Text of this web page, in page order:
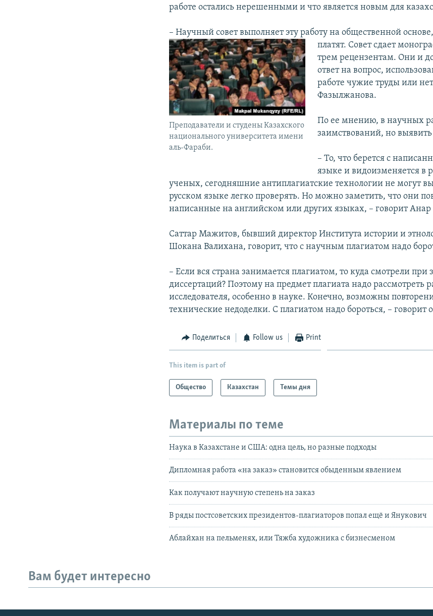
работе остались нерешенными и что является новым для
– Научный совет выполняет эту работу на общественной
Преподаватели и студены Казахского
национального университета имени
аль-Фараби.
платят. Совет сдает
трем рецензентам. Они и
ответ на вопрос,
работе чужие труды или
Фазылжанова.
По ее мнению, в научных
заимствований, но выявить
– То, что берется с
языке и видоизменяется в
ученых, сегодняшние антиплагиатские технологии не могут
русском языке легко проверять. Но можно заметить, что они
написанные на английском или других языках, – говорит
Саттар Мажитов, бывший директор Института истории и
Шокана Валихана, говорит, что с научным плагиатом надо
– Если вся страна занимается плагиатом, то куда смотрели при
диссертаций? Поэтому на предмет плагиата надо рассмотреть
исследователя, особенно в науке. Конечно, возможны
технические недоделки. С плагиатом надо бороться, – говорит
Поделиться Follow us Print
This item is part of
Общество Казахстан Темы дня
Материалы по теме
Наука в Казахстане и США: одна цель, но разные подходы
Дипломная работа «на заказ» становится обыденным явлением
Как получают научную степень на заказ
В ряды постсоветских президентов-плагиаторов попал ещё и Янукович
Аблайхан на пельменях, или Тяжба художника с бизнесменом
Вам будет интересно